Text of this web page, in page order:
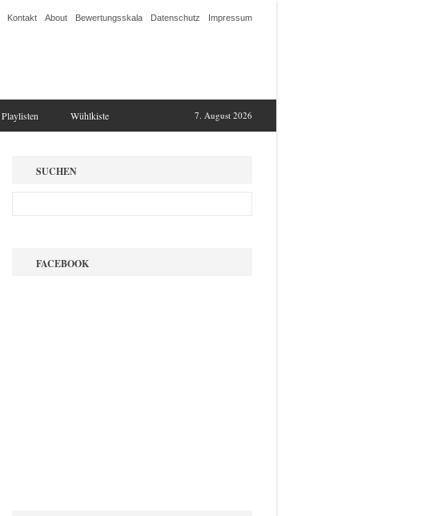
Kontakt About Bewertungsskala Datenschutz Impressum
7. August 2026
Playlisten Wühlkiste
SUCHEN
FACEBOOK